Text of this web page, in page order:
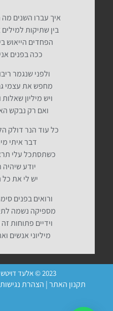
איך עברו השנים מה
בין שתיקות
הפחדים הייאוש
ככה בפנים
ולפני שנגמר
מחפש את עצמי
ויש מיליון
ואם רק נבקש
כל עוד הנר דולק
דבר איתי
כשתסתכל עלי
יודע
יש לי את כל
ורואים בפנים
מספיקה נשמה
וידיים פתוחות
מיליוני אנשים
2023 © אלעד דויטש מוסיקה | האתר פועל ברשיון
תקנון האתר| הצהרת נגישות